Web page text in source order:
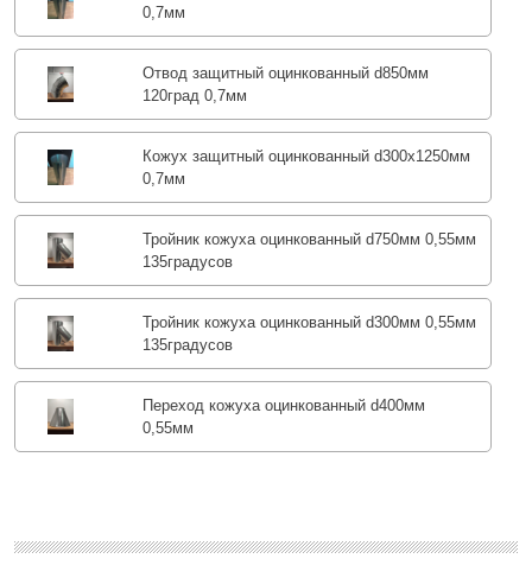
0,7мм
Отвод защитный оцинкованный d850мм
120град 0,7мм
Кожух защитный оцинкованный d300х1250мм
0,7мм
Тройник кожуха оцинкованный d750мм 0,55мм
135градусов
Тройник кожуха оцинкованный d300мм 0,55мм
135градусов
Переход кожуха оцинкованный d400мм
0,55мм